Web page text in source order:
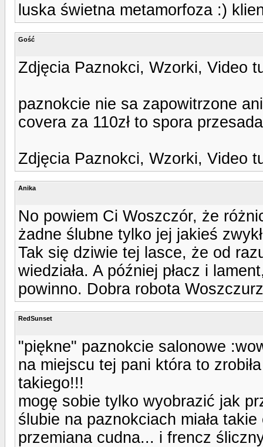
luska świetna metamorfoza :)
Gość
Zdjęcia Paznokci, Wzorki, Video
paznokcie nie sa zapowitrzone
covera za 110zł to spora
Zdjęcia Paznokci, Wzorki, Video
Anika
No powiem Ci Woszczór, że
żadne ślubne tylko jej jakieś
Tak się dziwie tej lasce, że od
wiedziała. A później płacz i
powinno. Dobra robota
RedSunset
"piękne" paznokcie salonowe
na miejscu tej pani która to
takiego!!!
mogę sobie tylko wyobrazić jak
ślubie na paznokciach miała
przemiana cudna... i frencz